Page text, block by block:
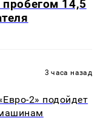
14,5
3 часа назад
2» подойдет